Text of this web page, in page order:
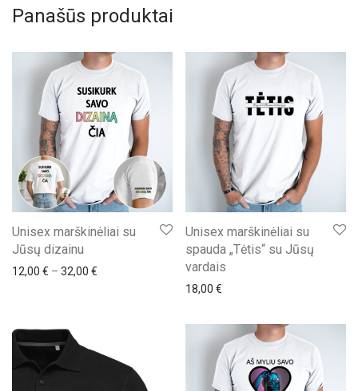
Panašūs produktai
Unisex marškinėliai su
Jūsų dizainu
12,00 € – 32,00 € Price range: 12,00 € through 32,00 €
Unisex marškinėliai su
spauda „Tėtis“ su Jūsų
vardais
18,00 €